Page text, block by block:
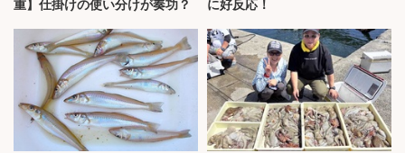
重】仕掛けの使い分けが奏功？
に好反応！